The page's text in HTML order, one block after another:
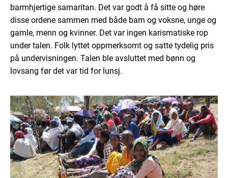
barmhjertige samaritan. Det var godt å få sitte og høre
disse ordene sammen med både barn og voksne, unge og
gamle, menn og kvinner. Det var ingen karismatiske rop
under talen. Folk lyttet oppmerksomt og satte tydelig pris
på undervisningen. Talen ble avsluttet med bønn og
lovsang før det var tid for lunsj.